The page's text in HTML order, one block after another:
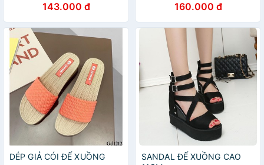
143.000 đ 160.000 đ
DÉP GIẢ CÓI ĐẾ XUỒNG
SANDAL ĐẾ XUỒNG CAO